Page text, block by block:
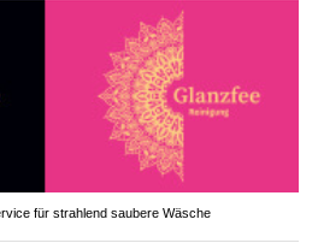
für strahlend saubere Wäsche